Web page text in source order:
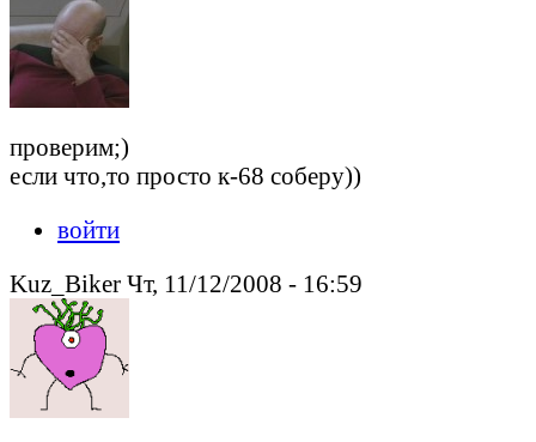
проверим;)
если что,то просто к-68 соберу))
войти
Kuz_Biker Чт, 11/12/2008 - 16:59